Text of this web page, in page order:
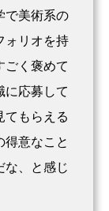
で美術系の
ォリオを持
ごく褒めて
に応募して
てもらえる
得意なこと
な、と感じ